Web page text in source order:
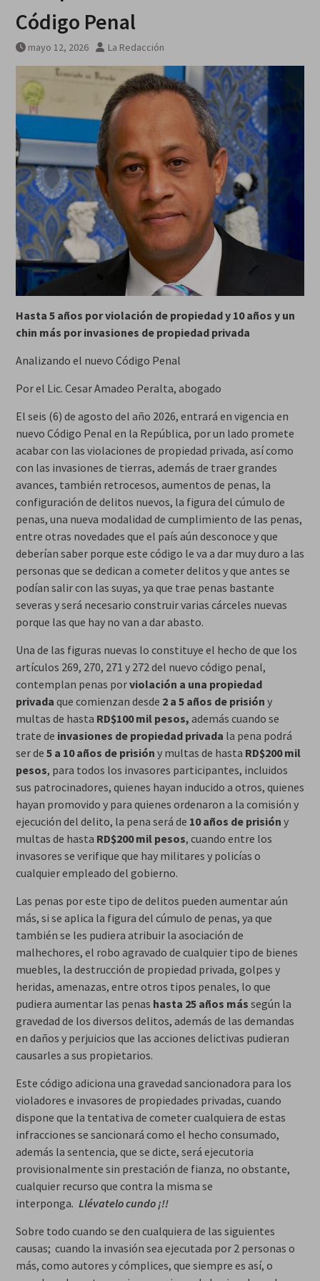
Código Penal
mayo 12, 2026 La Redacción
Hasta 5 años por violación de propiedad y 10 años y un
chin más por invasiones de propiedad privada
Analizando el nuevo Código Penal
Por el Lic. Cesar Amadeo Peralta, abogado
El seis (6) de agosto del año 2026, entrará en vigencia en
nuevo Código Penal en la República, por un lado promete
acabar con las violaciones de propiedad privada, así como
con las invasiones de tierras, además de traer grandes
avances, también retrocesos, aumentos de penas, la
configuración de delitos nuevos, la figura del cúmulo de
penas, una nueva modalidad de cumplimiento de las penas,
entre otras novedades que el país aún desconoce y que
deberían saber porque este código le va a dar muy duro a las
personas que se dedican a cometer delitos y que antes se
podían salir con las suyas, ya que trae penas bastante
severas y será necesario construir varias cárceles nuevas
porque las que hay no van a dar abasto.
Una de las figuras nuevas lo constituye el hecho de que los
artículos 269, 270, 271 y 272 del nuevo código penal,
contemplan penas porviolación a una propiedad
privada que comienzan desde 2 a 5 años de prisión y
multas de hasta RD$100 mil pesos, además cuando se
trate de invasiones de propiedad privada la pena podrá
ser de 5 a 10 años de prisión y multas de hasta RD$200 mil
pesos, para todos los invasores participantes, incluidos
sus patrocinadores, quienes hayan inducido a otros, quienes
hayan promovido y para quienes ordenaron a la comisión y
ejecución del delito, la pena será de 10 años de prisión y
multas de hasta RD$200 mil pesos, cuando entre los
invasores se verifique que hay militares y policías o
cualquier empleado del gobierno.
Las penas por este tipo de delitos pueden aumentar aún
más, si se aplica la figura del cúmulo de penas, ya que
también se les pudiera atribuir la asociación de
malhechores, el robo agravado de cualquier tipo de bienes
muebles, la destrucción de propiedad privada, golpes y
heridas, amenazas, entre otros tipos penales, lo que
pudiera aumentar las penas hasta 25 años más según la
gravedad de los diversos delitos, además de las demandas
en daños y perjuicios que las acciones delictivas pudieran
causarles a sus propietarios.
Este código adiciona una gravedad sancionadora para los
violadores e invasores de propiedades privadas, cuando
dispone que la tentativa de cometer cualquiera de estas
infracciones se sancionará como el hecho consumado,
además la sentencia, que se dicte, será ejecutoria
provisionalmente sin prestación de fianza, no obstante,
cualquier recurso que contra la misma se
interponga. Llévatelo cundo ¡!!
Sobre todo cuando se den cualquiera de las siguientes
causas; cuando la invasión sea ejecutada por 2 personas o
más, como autores y cómplices, que siempre es así, o